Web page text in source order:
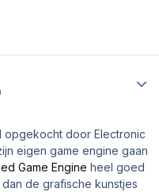
opgekocht door Electronic
eigen game engine gaan
Game Engine heel goed
de grafische kunstjes